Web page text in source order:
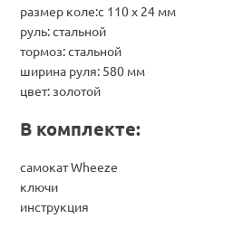
размер коле:с 110 х 24 мм
руль: стальной
тормоз: стальной
ширина руля: 580 мм
цвет: золотой
В комплекте:
самокат Wheeze
ключи
инструкция